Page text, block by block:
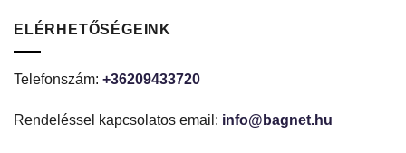
ELÉRHETŐSÉGEINK
Telefonszám: +36209433720
Rendeléssel kapcsolatos email: info@bagnet.hu